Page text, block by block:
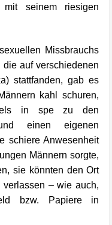
mit seinem riesigen
Missbrauchs
auf verschiedenen
stattfanden, gab es
kahl schuren,
in spe zu den
einen eigenen
schiere Anwesenheit
Männern sorgte,
sie könnten den Ort
– wie auch,
bzw. Papiere in